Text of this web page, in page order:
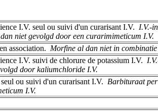
I.V. seul ou suivi d'un curarisant I.V.
I.V.-
niet gevolgd door een curarimimeticum I.V.
association.
Morfine al dan niet in combinatie
I.V. suivi de chlorure de potassium I.V.
door kaliumchloride I.V.
ou suivi d'un curarisant I.V.
Barbituraat
I.V.